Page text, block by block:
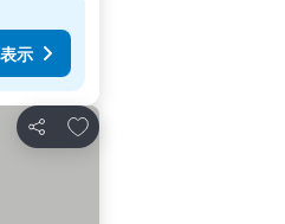
示
シェア
お気に入りに追加